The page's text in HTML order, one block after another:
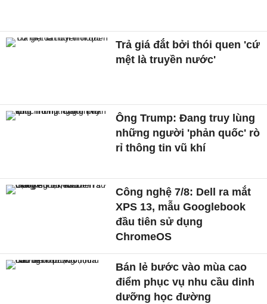
Trả giá đắt bởi thói quen 'cứ
mệt là truyền nước'
Ông Trump: Đang truy lùng
những người 'phản quốc' rò
rỉ thông tin vũ khí
Công nghệ 7/8: Dell ra mắt
XPS 13, mẫu Googlebook
đầu tiên sử dụng
ChromeOS
Bán lẻ bước vào mùa cao
điểm phục vụ nhu cầu dinh
dưỡng học đường